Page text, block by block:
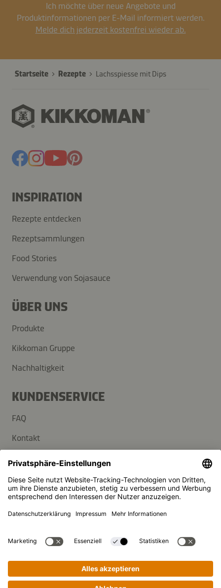
Ich möchte über neue Angebote und
Produktinformationen per E-Mail informiert werden.
Melde dich jederzeit kostenfrei wieder ab.
Startseite Rezepte Lachsspiesse mit Dips
INSPIRATION
Rezepte entdecken
Rezeptsammlungen
Food Stories
Verwendung von Sojasauce
ÜBER UNS
Produkte
Kikkoman Gruppe
Nachhaltigkeit
KUNDENSERVICE
FAQ
Kontakt
Newsletter
Presse
Kikkoman ist ein eingetragenes Warenzeichen der Kikkoman
© Kikkoman Trading Europe GmbH 2023 – 2026
Theodorstraße 180, 40472 Düsseldorf, Germany
Privatsphäre-Einstellungen
Impressum
Datenschutzerklärung